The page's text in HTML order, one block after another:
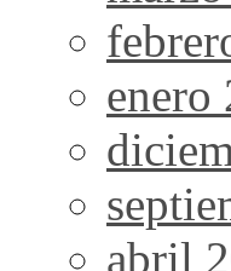
enero
abril